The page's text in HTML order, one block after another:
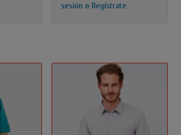
sesión o Regístrate